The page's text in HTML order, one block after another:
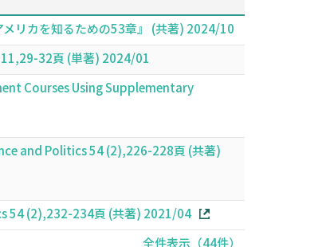
リカを知るための53章』 (共著) 2024/10
32頁 (単著) 2024/01
Courses Using Supplementary
and Politics 54 (2),226-228頁 (共著)
54 (2),232-234頁 (共著) 2021/04
全件表示（44件）